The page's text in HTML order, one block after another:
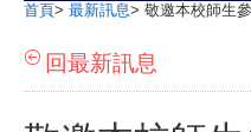
首頁> 最新訊息> 敬邀本校師生
回最新訊息